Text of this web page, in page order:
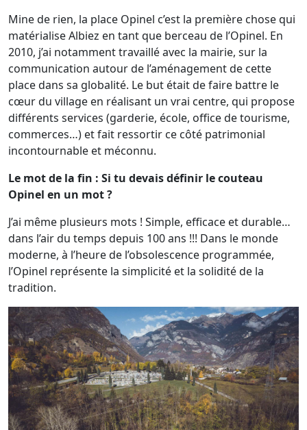
Mine de rien, la place Opinel c’est la première chose qui
matérialise Albiez en tant que berceau de l’Opinel. En
2010, j’ai notamment travaillé avec la mairie, sur la
communication autour de l’aménagement de cette
place dans sa globalité. Le but était de faire battre le
cœur du village en réalisant un vrai centre, qui propose
différents services (garderie, école, office de tourisme,
commerces…) et fait ressortir ce côté patrimonial
incontournable et méconnu.
Le mot de la fin : Si tu devais définir le couteau
Opinel en un mot ?
J’ai même plusieurs mots ! Simple, efficace et durable…
dans l’air du temps depuis 100 ans !!! Dans le monde
moderne, à l’heure de l’obsolescence programmée,
l’Opinel représente la simplicité et la solidité de la
tradition.